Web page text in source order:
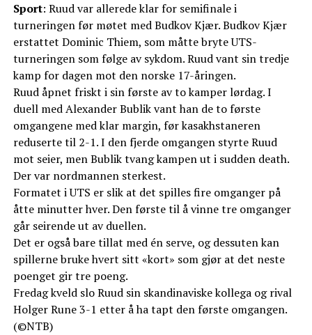
Sport: Ruud var allerede klar for semifinale i
turneringen før møtet med Budkov Kjær. Budkov Kjær
erstattet Dominic Thiem, som måtte bryte UTS-
turneringen som følge av sykdom. Ruud vant sin tredje
kamp for dagen mot den norske 17-åringen.
Ruud åpnet friskt i sin første av to kamper lørdag. I
duell med Alexander Bublik vant han de to første
omgangene med klar margin, før kasakhstaneren
reduserte til 2-1. I den fjerde omgangen styrte Ruud
mot seier, men Bublik tvang kampen ut i sudden death.
Der var nordmannen sterkest.
Formatet i UTS er slik at det spilles fire omganger på
åtte minutter hver. Den første til å vinne tre omganger
går seirende ut av duellen.
Det er også bare tillat med én serve, og dessuten kan
spillerne bruke hvert sitt «kort» som gjør at det neste
poenget gir tre poeng.
Fredag kveld slo Ruud sin skandinaviske kollega og rival
Holger Rune 3-1 etter å ha tapt den første omgangen.
(©NTB)